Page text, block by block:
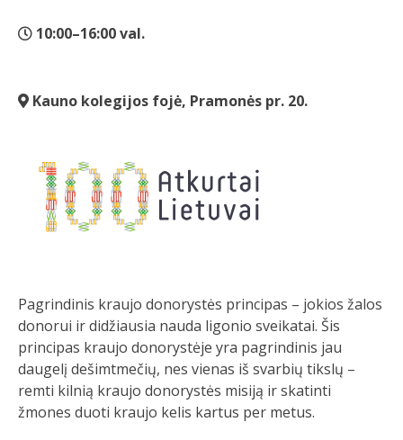
10:00–16:00 val.
Kauno kolegijos fojė, Pramonės pr. 20.
Pagrindinis kraujo donorystės principas – jokios žalos
donorui ir didžiausia nauda ligonio sveikatai. Šis
principas kraujo donorystėje yra pagrindinis jau
daugelį dešimtmečių, nes vienas iš svarbių tikslų –
remti kilnią kraujo donorystės misiją ir skatinti
žmones duoti kraujo kelis kartus per metus.